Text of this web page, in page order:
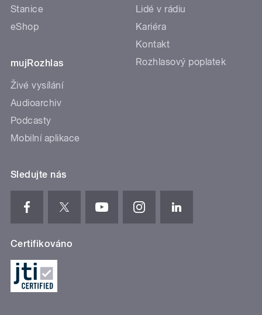
Stanice
eShop
mujRozhlas
Živé vysílání
Audioarchiv
Podcasty
Mobilní aplikace
Lidé v rádiu
Kariéra
Kontakt
Rozhlasový poplatek
Sledujte nás
Certifikováno